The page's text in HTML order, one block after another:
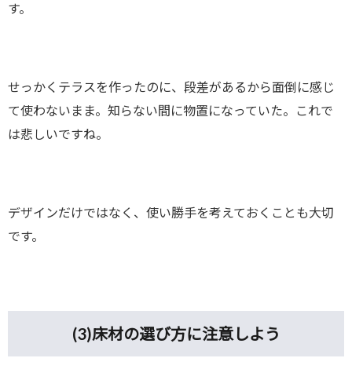
す。
せっかくテラスを作ったのに、段差があるから面倒に感じ
て使わないまま。知らない間に物置になっていた。これで
は悲しいですね。
デザインだけではなく、使い勝手を考えておくことも大切
です。
(3)床材の選び方に注意しよう